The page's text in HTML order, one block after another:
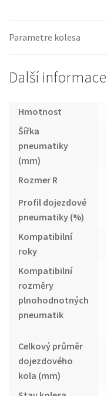
Parametre kolesa
Další informace
Hmotnost
Šířka
pneumatiky
(mm)
Rozmer R
Profil dojezdové
pneumatiky (%)
Kompatibilní
roky
Kompatibilní
rozměry
plnohodnotných
pneumatik
Celkový průměr
dojezdového
kola (mm)